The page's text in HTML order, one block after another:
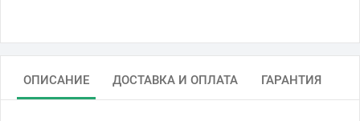
ОПИСАНИЕ ДОСТАВКА И ОПЛАТА ГАРАНТИЯ